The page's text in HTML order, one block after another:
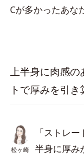
Cが多かったあな
上半身に肉感の
トで厚みを引き
松ヶ崎
「ストレ
半身に厚み